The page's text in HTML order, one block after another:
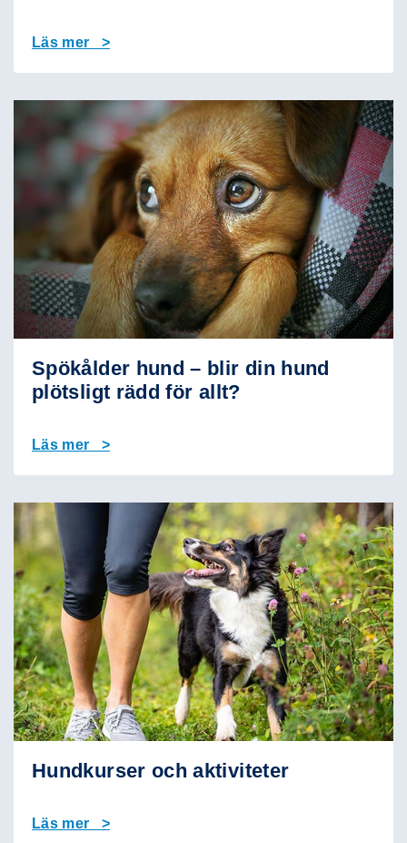
Läs mer >
Spökålder hund – blir din hund
plötsligt rädd för allt?
Läs mer >
Hundkurser och aktiviteter
Läs mer >